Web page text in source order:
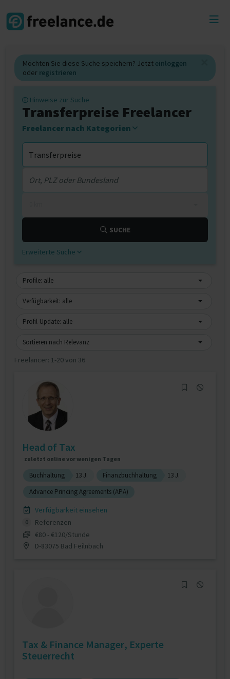
Möchten Sie diese Suche speichern? Jetzt einloggen
oder registrieren
Hinweise zur Suche
Transferpreise Freelancer
Freelancer nach Kategorien
SUCHE
Erweiterte Suche
Profile: alle
Verfügbarkeit: alle
Profil-Update: alle
Sortieren nach Relevanz
Freelancer: 1-20 von 36
Head of Tax
zuletzt online vor wenigen Tagen
Buchhaltung 13 J. Finanzbuchhaltung
13 J.
Advance Princing Agreements (APA)
Verfügbarkeit einsehen
0
Referenzen
€80 - €120/Stunde
D-83075 Bad Feilnbach
Tax & Finance Manager, Experte
Steuerrecht